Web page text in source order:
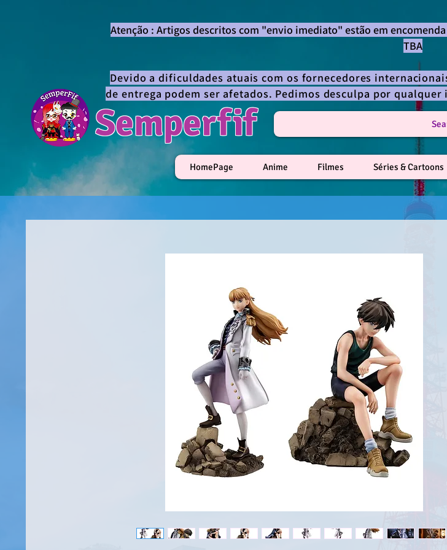
Semperfif
Atenção : Artigos descritos com "envio imediato" estão em
TBA
Devido a dificuldades atuais com os fornecedores
de entrega podem ser afetados. Pedimos desculpa por
HomePage Anime Filmes Séries & Cartoons